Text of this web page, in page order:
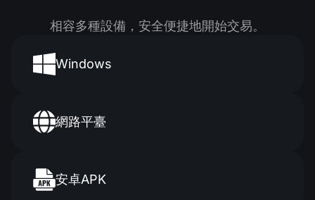
相容多種設備，安全便捷地開始交易。
Windows
網路平臺
安卓APK